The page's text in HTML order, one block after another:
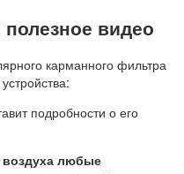
видео
карманного фильтра
подробности о его
любые